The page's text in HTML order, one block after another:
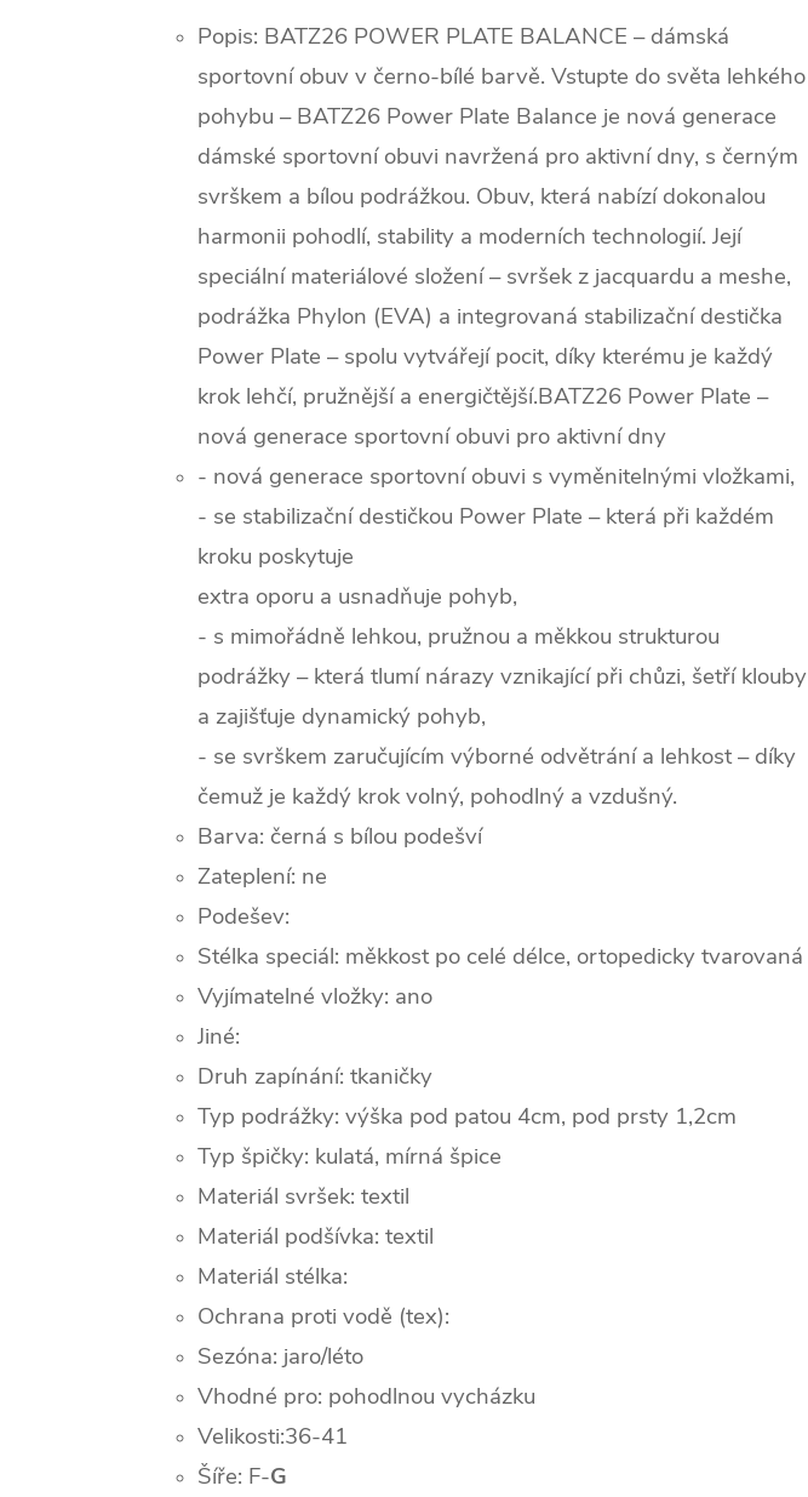
Popis: BATZ26 POWER PLATE BALANCE – dámská
sportovní obuv v černo-bílé barvě. Vstupte do světa lehkého
pohybu – BATZ26 Power Plate Balance je nová generace
dámské sportovní obuvi navržená pro aktivní dny, s černým
svrškem a bílou podrážkou. Obuv, která nabízí dokonalou
harmonii pohodlí, stability a moderních technologií. Její
speciální materiálové složení – svršek z jacquardu a meshe,
podrážka Phylon (EVA) a integrovaná stabilizační destička
Power Plate – spolu vytvářejí pocit, díky kterému je každý
krok lehčí, pružnější a energičtější.BATZ26 Power Plate –
nová generace sportovní obuvi pro aktivní dny
- nová generace sportovní obuvi s vyměnitelnými vložkami,
- se stabilizační destičkou Power Plate – která při každém
kroku poskytuje
extra oporu a usnadňuje pohyb,
- s mimořádně lehkou, pružnou a měkkou strukturou
podrážky – která tlumí nárazy vznikající při chůzi, šetří klouby
a zajišťuje dynamický pohyb,
- se svrškem zaručujícím výborné odvětrání a lehkost – díky
čemuž je každý krok volný, pohodlný a vzdušný.
Barva: černá s bílou podešví
Zateplení: ne
Podešev:
Stélka speciál: měkkost po celé délce, ortopedicky tvarovaná
Vyjímatelné vložky: ano
Jiné:
Druh zapínání: tkaničky
Typ podrážky: výška pod patou 4cm, pod prsty 1,2cm
Typ špičky: kulatá, mírná špice
Materiál svršek: textil
Materiál podšívka: textil
Materiál stélka:
Ochrana proti vodě (tex):
Sezóna: jaro/léto
Vhodné pro: pohodlnou vycházku
Velikosti:36-41
Šíře: F-G